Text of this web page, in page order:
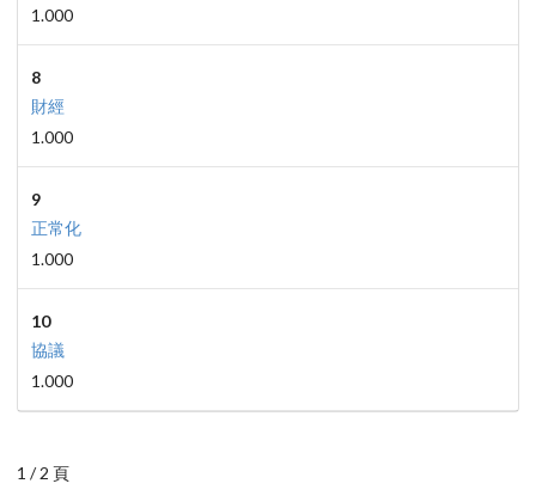
1.000
8
財經
1.000
9
正常化
1.000
10
協議
1.000
1 / 2 頁